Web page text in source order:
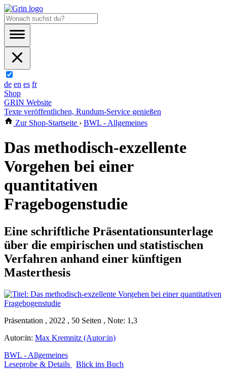
de en es fr
Shop
GRIN Website
Texte veröffentlichen, Rundum-Service genießen
Zur Shop-Startseite › BWL - Allgemeines
Das methodisch-exzellente
Vorgehen bei einer
quantitativen
Fragebogenstudie
Eine schriftliche Präsentationsunterlage
über die empirischen und statistischen
Verfahren anhand einer künftigen
Masterthesis
Präsentation , 2022 , 50 Seiten , Note: 1,3
Autor:in: Max Kremnitz (Autor:in)
BWL - Allgemeines
Leseprobe & Details
Blick ins Buch